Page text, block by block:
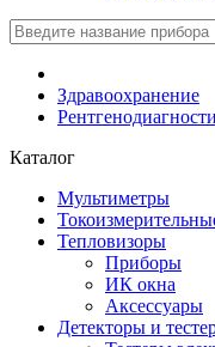
Здравоохранение
Каталог
Мультиметры
Тепловизоры
Приборы
ИК окна
Аксессуары
Детекторы и